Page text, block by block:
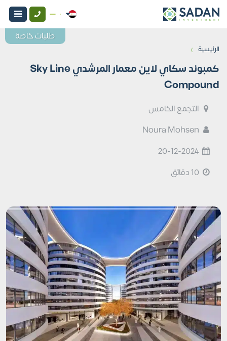
الرئيسية ›
كمبوند سكاي لاين معمار المرشدي Sky Line
Compound
التجمع الخامس
20-12-2024
طلبات خاصة